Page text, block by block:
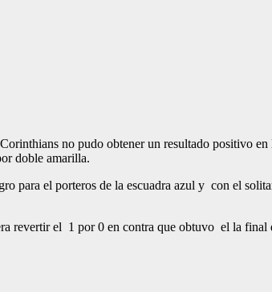
no pudo obtener un resultado positivo
doble amarilla.
para el porteros de la escuadra azul y con el
revertir el 1 por 0 en contra que obtuvo el la final